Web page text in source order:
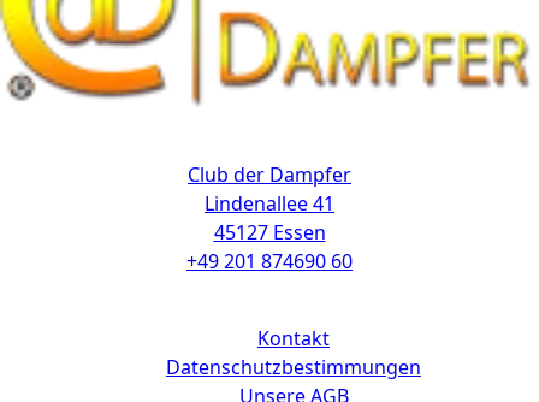
Club der Dampfer
Lindenallee 41
45127 Essen
+49 201 874690 60
Kontakt
Datenschutzbestimmungen
Unsere AGB